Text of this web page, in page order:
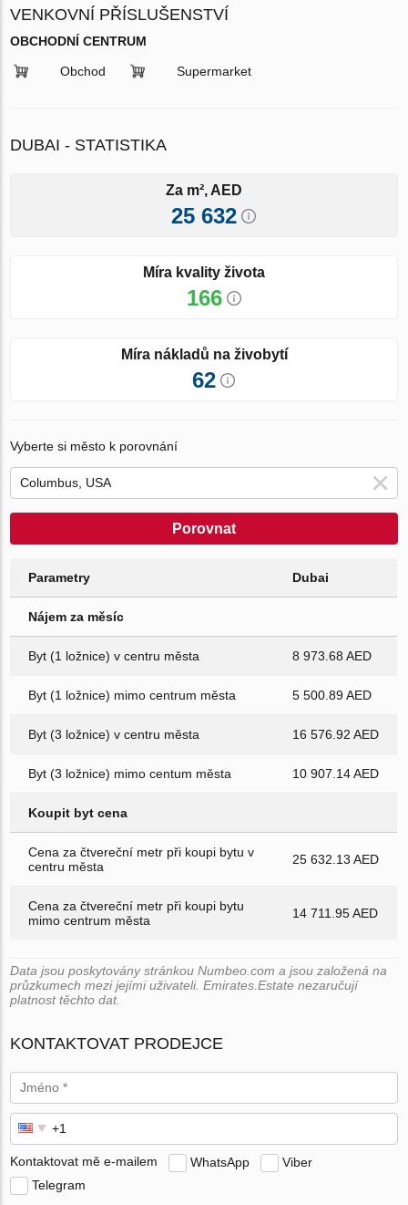
VENKOVNÍ PŘÍSLUŠENSTVÍ
OBCHODNÍ CENTRUM
Obchod Supermarket
DUBAI - STATISTIKA
Za m², AED
25 632
Míra kvality života
166
Míra nákladů na živobytí
62
Vyberte si město k porovnání
Porovnat
Parametry Dubai
Nájem za měsíc
Byt (1 ložnice) v centru města 8 973.68 AED
Byt (1 ložnice) mimo centrum města 5 500.89 AED
Byt (3 ložnice) v centru města 16 576.92 AED
Byt (3 ložnice) mimo centum města 10 907.14 AED
Koupit byt cena
Cena za čtvereční metr při koupi bytu v
centru města
25 632.13 AED
Cena za čtvereční metr při koupi bytu
mimo centrum města
14 711.95 AED
Data jsou poskytovány stránkou Numbeo.com a jsou založená na
průzkumech mezi jejími uživateli. Emirates.Estate nezaručují
platnost těchto dat.
KONTAKTOVAT PRODEJCE
Kontaktovat mě e-mailem WhatsApp
Viber
Telegram